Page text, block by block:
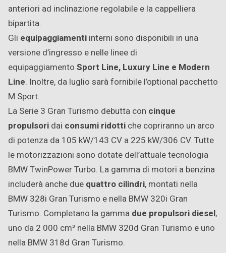
anteriori ad inclinazione regolabile e la cappelliera
bipartita.
Gli equipaggiamenti interni sono disponibili in una
versione d’ingresso e nelle linee di
equipaggiamento Sport Line, Luxury Line e Modern
Line. Inoltre, da luglio sarà fornibile l’optional pacchetto
M Sport.
La Serie 3 Gran Turismo debutta con cinque
propulsori dai consumi ridotti che copriranno un arco
di potenza da 105 kW/143 CV a 225 kW/306 CV. Tutte
le motorizzazioni sono dotate dell’attuale tecnologia
BMW TwinPower Turbo. La gamma di motori a benzina
includerà anche due quattro cilindri, montati nella
BMW 328i Gran Turismo e nella BMW 320i Gran
Turismo. Completano la gamma due propulsori diesel,
uno da 2 000 cm³ nella BMW 320d Gran Turismo e uno
nella BMW 318d Gran Turismo.